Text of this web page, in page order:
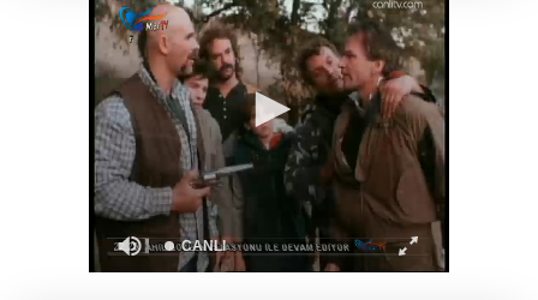
Hakkari'de JİHA destekli operasyonda 253
kilo esrar ele geçirildi
Keşan Kent Konseyi'nden muhtarlara nezaket
ziyareti
İstanbul Maltepe’de çocuklar kitapların renkli
dünyasında